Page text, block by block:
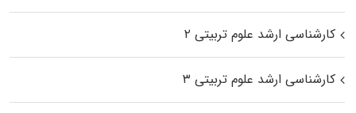
کارشناسی ارشد علوم تربیتی ۲
کارشناسی ارشد علوم تربیتی ۳